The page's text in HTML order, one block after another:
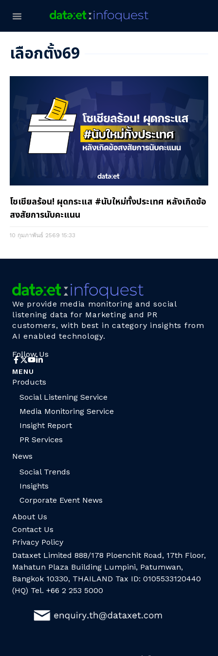
เลือกตั้ง69
โซเชียลร้อน! ผุดกระแส #นับใหม่ทั้งประเทศ หลังเกิดข้อ
สงสัยการนับคะแนน
10 กุมภาพันธ์ 2569 15:33
We provide media monitoring and social
listening data for Marketing and PR
customers, with best in category insights from
AI enabled technology.
Follow Us
MENU
Products
Social Listening Service
Media Monitoring Service
Insight Report
PR Services
News
Social Trends
Insights
Corporate Event News
About Us
Contact Us
Privacy Policy
Dataxet Limited 888/178 Ploenchit Road, 17th Floor,
Mahatun Plaza Building Lumpini, Patumwan,
Bangkok 10330, THAILAND Tax ID: 0105533120440
(HQ) Tel. +66 2 253 5000